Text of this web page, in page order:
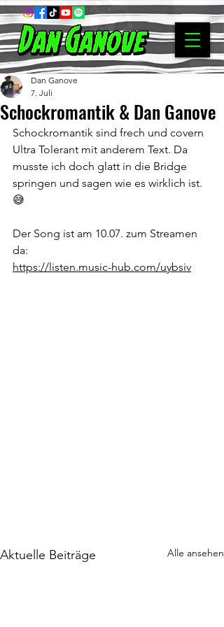
Schockromantik & Dan Ganove
Dan Ganove
7. Juli
Schockromantik sind frech und covern
Ultra Tolerant mit anderem Text. Da
musste ich doch glatt in die Bridge
springen und sagen wie es wirklich ist.
😅
Der Song ist am 10.07. zum Streamen
da:
https://listen.music-hub.com/uybsiv
Aktuelle Beiträge Alle ansehen